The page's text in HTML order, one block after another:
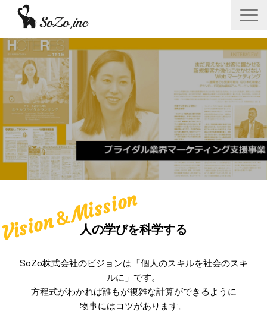
ニュース＆リリース
サービス一覧
あつみゆりかオフィシャル情報
お問い合わせフォーム
＆Mission
人の学びを科学する
SoZo株式会社のビジョンは「個人のスキルを社会のスキ
ルに」です。
方程式がわかれば誰もが複雑な計算ができるように
物事にはコツがあります。